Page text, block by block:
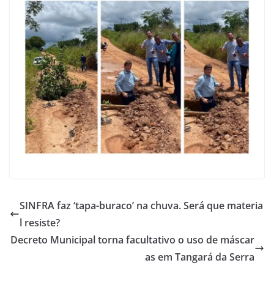
SINFRA faz ‘tapa-buraco’ na chuva. Será que materia
l resiste?
Decreto Municipal torna facultativo o uso de máscar
as em Tangará da Serra